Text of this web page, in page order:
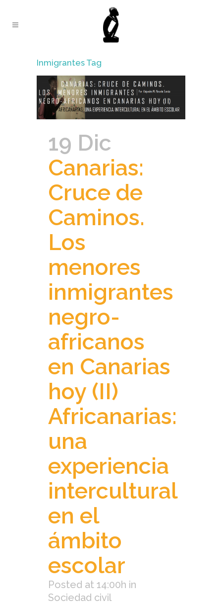
Inmigrantes Tag
19 Dic
Canarias:
Cruce de
Caminos.
Los
menores
inmigrantes
negro-
africanos
en Canarias
hoy (II)
Africanarias:
una
experiencia
intercultural
en el
ámbito
escolar
Posted at 14:00h in
Sociedad civil